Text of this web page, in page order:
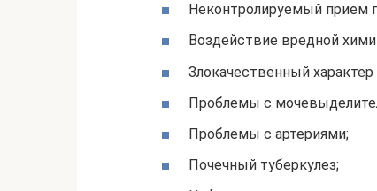
Неконтролируемый прием
Воздействие вредной
Злокачественный
Проблемы с
Проблемы с артериями;
Почечный туберкулез;